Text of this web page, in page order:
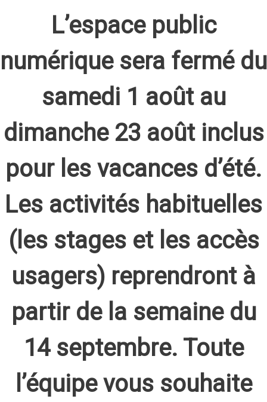
L’espace public
numérique sera fermé du
samedi 1 août au
dimanche 23 août inclus
pour les vacances d’été.
Les activités habituelles
(les stages et les accès
usagers) reprendront à
partir de la semaine du
14 septembre. Toute
l’équipe vous souhaite